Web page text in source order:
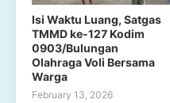
Isi Waktu Luang, Satgas
TMMD ke-127 Kodim
0903/Bulungan
Olahraga Voli Bersama
Warga
February 13, 2026